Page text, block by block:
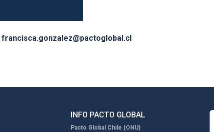
francisca.gonzalez@pactoglobal.cl
INFO PACTO GLOBAL
Pacto Global Chile (ONU)